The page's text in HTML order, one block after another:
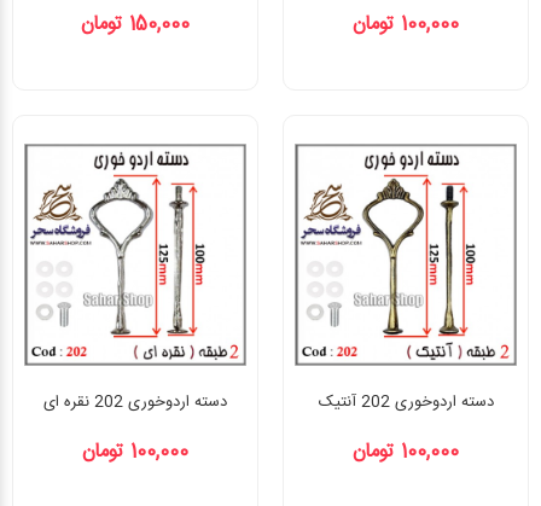
100,000 تومان 150,000 تومان
دسته اردوخوری 202 آنتیک
100,000 تومان
دسته اردوخوری 202 نقره ای
100,000 تومان